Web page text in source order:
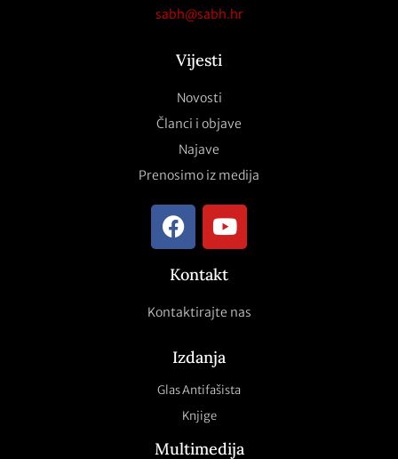
sabh@sabh.hr
Vijesti
Novosti
Članci i objave
Najave
Prenosimo iz medija
Kontakt
Kontaktirajte nas
Izdanja
Glas Antifašista
Knjige
Multimedija